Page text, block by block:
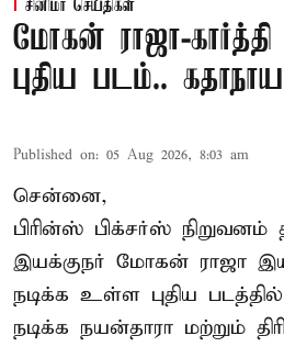
சினிமா செய்திகள்
மோகன் ராஜா-
புதிய படம்..
Published on: 05 Aug 2026, 8:03 am
சென்னை,
பிரின்ஸ் பிக்சர்ஸ் நிறுவனம்
இயக்குநர் மோகன் ராஜா
நடிக்க உள்ள புதிய
நடிக்க நயன்தாரா மற்றும்